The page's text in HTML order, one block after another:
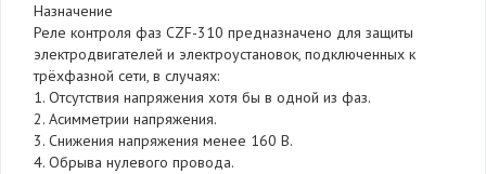
Назначение
Реле контроля фаз CZF-310 предназначено для защиты
электродвигателей и электроустановок, подключенных к
трёхфазной сети, в случаях:
1. Отсутствия напряжения хотя бы в одной из фаз.
2. Асимметрии напряжения.
3. Снижения напряжения менее 160 В.
4. Обрыва нулевого провода.